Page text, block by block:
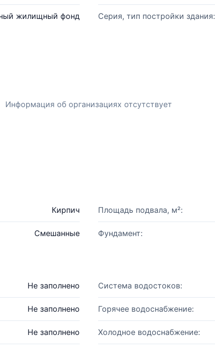
жилищный фонд Серия, тип постройки здания:
Информация об организациях отсутствует
Кирпич Площадь подвала, м²:
Смешанные Фундамент:
Не заполнено Система водостоков:
Не заполнено Горячее водоснабжение:
Не заполнено Холодное водоснабжение: